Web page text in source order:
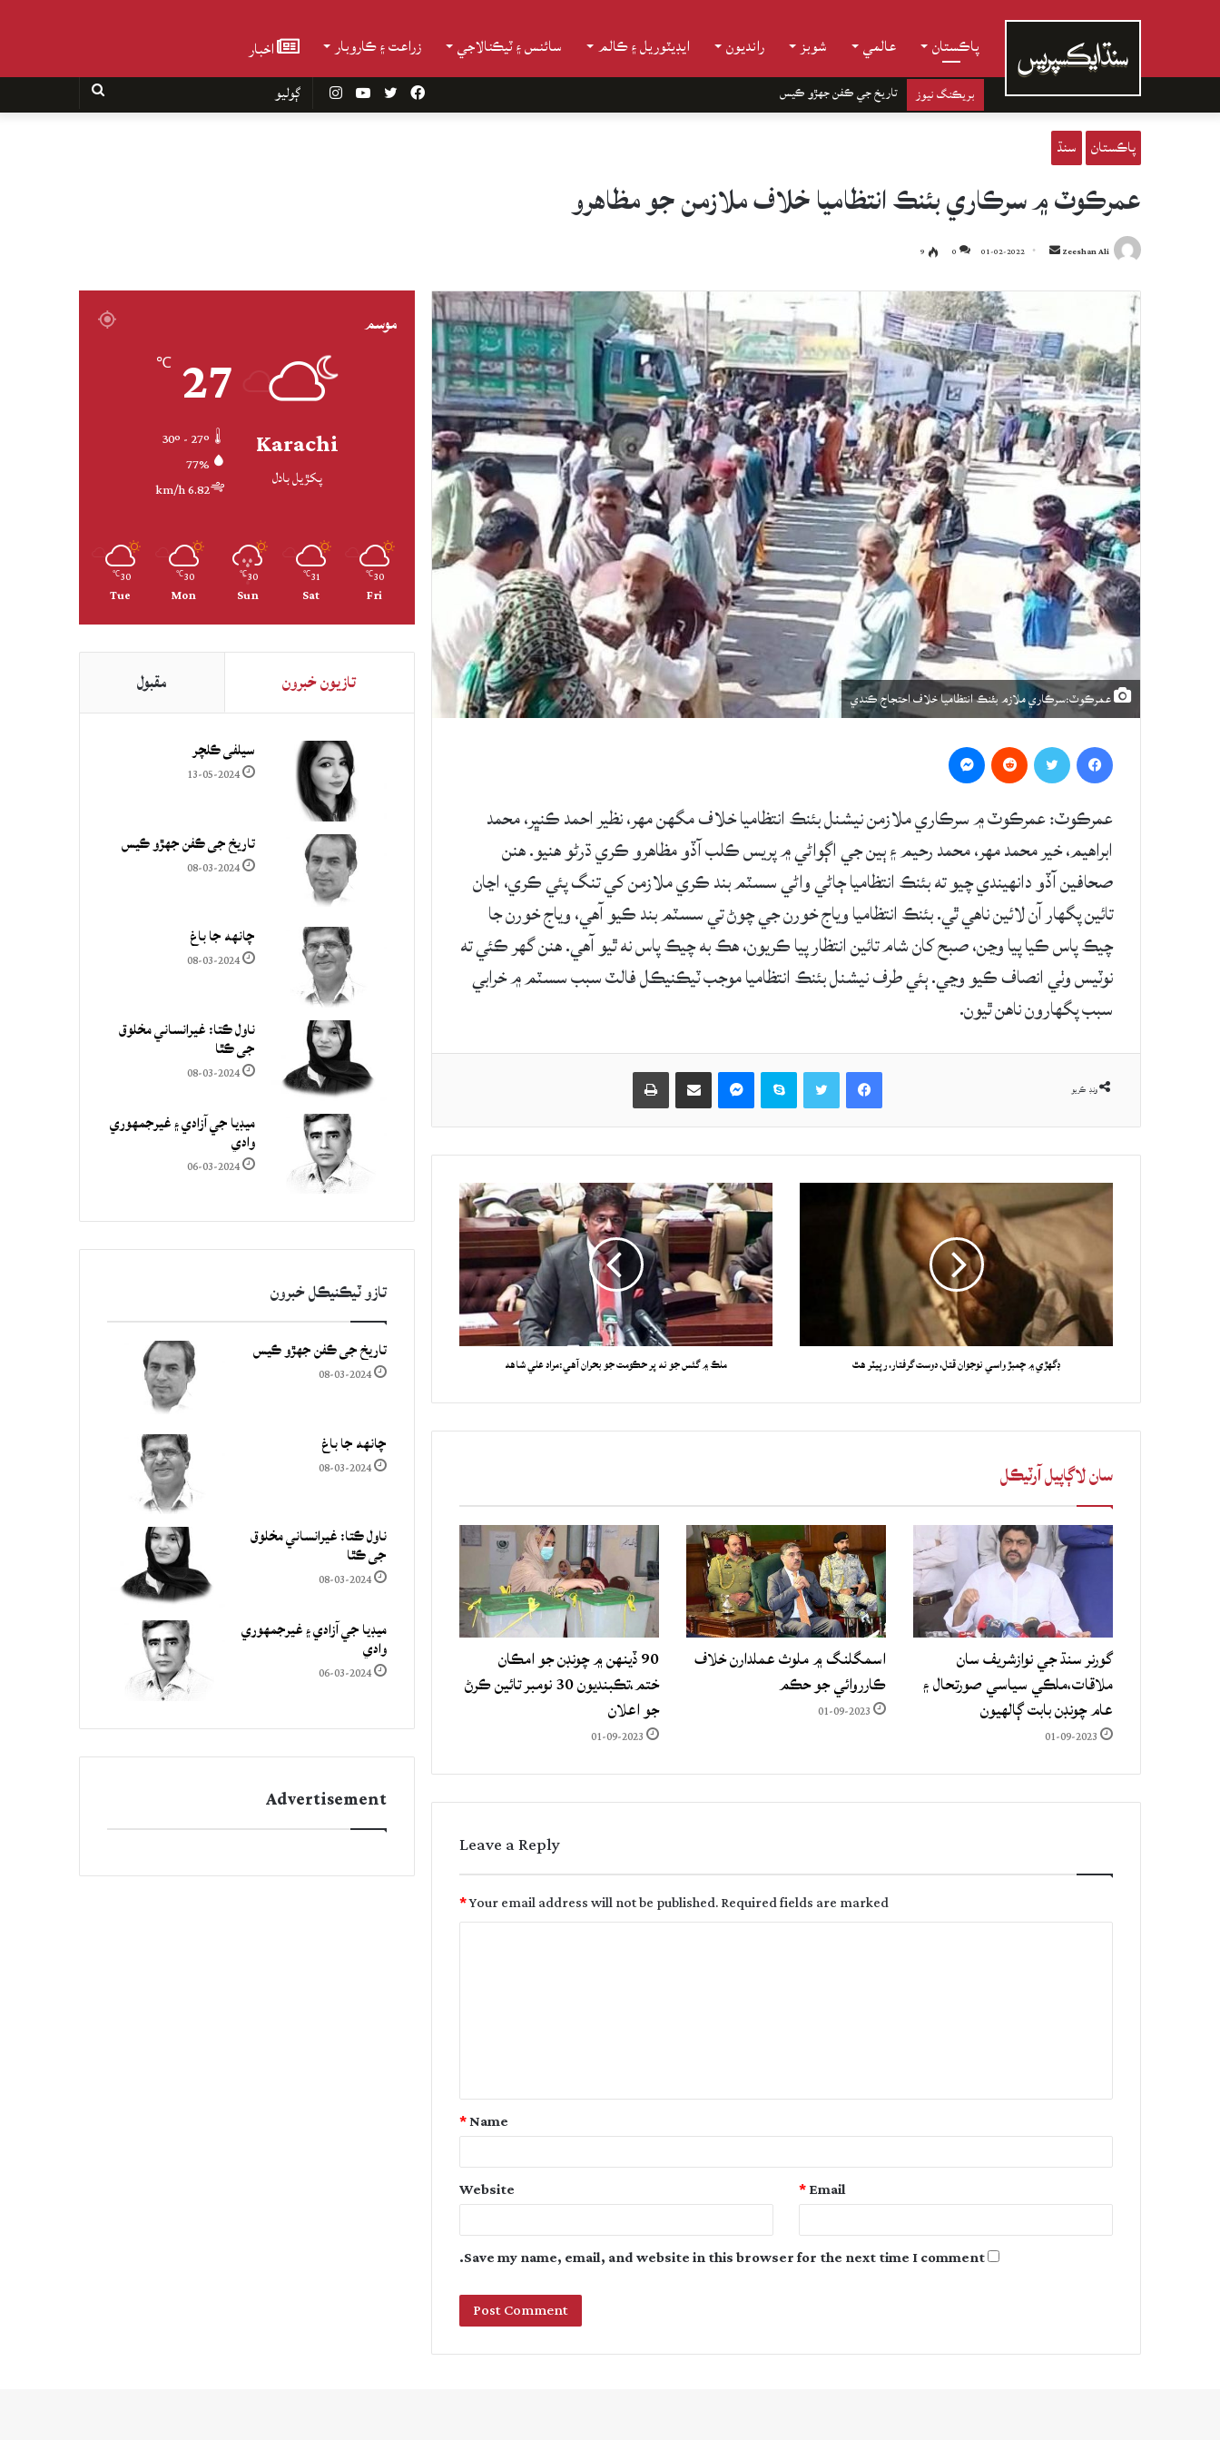
پاڪستان عالمي شوبز رانديون ايڊيٽوريل ۽ ڪالم سائنس ۽ ٽيڪنالاجي زراعت ۽ ڪاروبار اخبار
بريڪنگ نيوز تاريخ جي ڪفن جھڙو ڪيس InstagramYouTube Twitter
Facebook
پاڪستان سنڌ
عمرڪوٽ ۾ سرڪاري بئنڪ انتظاميا خلاف ملازمن جو مظاهرو
Zeeshan Ali
Send
email
01-02-2022
0
9
عمرڪوٽ:سرڪاري ملازم بئنڪ انتظاميا خلاف احتجاج ڪندي
عمرڪوٽ: عمرڪوٽ ۾ سرڪاري ملازمن نيشنل بئنڪ انتظاميا خلاف مگھن مھر، نظير احمد ڪنڀر، محمد
ابراهيم، خير محمد مھر، محمد رحيم ۽ ٻين جي اڳواڻي ۾ پريس ڪلب آڏو مظاهرو ڪري ڌرڻو ھنيو. هنن
صحافين آڏو دانھيندي چيو ته بئنڪ انتظاميا ڄاڻي واڻي سسٽم بند ڪري ملازمن کي تنگ پئي ڪري، اڃان
تائين پگهار آن لائين ناهي ٿي. بئنڪ انتظاميا وياج خورن جي چوڻ تي سسٽم بند ڪيو آهي، وياج خورن جا
چيڪ پاس ڪيا پيا وڃن، صبح کان شام تائين انتظار پيا ڪريون، هڪ به چيڪ پاس نه ٿيو آهي. هنن گهر ڪئي ته
نوٽيس وٺي انصاف ڪيو وڃي. ٻئي طرف نيشنل بئنڪ انتظاميا موجب ٽيڪنيڪل فالٽ سبب سسٽم ۾ خرابي
سبب پگھارون ناهن ٿيون.
ونڊ ڪريو
Facebook
Skype حصيداري ڪريو اي ميل ذريعي
ڊگهڙي ۾ چمبڙ واسي نوجوان قتل، دوست گرفتار، رپيٽر هٿ ملڪ ۾ گئس جو نه پر حڪومت جو بحران آهي:مراد علي شاهه
سان لاڳاپيل آرٽيڪل
گورنر سنڌ جي نوازشريف سان
ملاقات،ملڪي سياسي صورتحال ۽
عام چونڊن بابت ڳالهيون
01-09-2023
اسمگلنگ ۾ ملوث عملدارن خلاف
ڪارروائي جو حڪم
01-09-2023
90 ڏينهن ۾ چونڊن جو امڪان
ختم،تڪبنديون 30 نومبر تائين ڪرڻ
جو اعلان
01-09-2023
Leave a Reply
Your email address will not be published.Required fields are marked
*
t
Name
*
Email
*
Website
Save my name, email, and website in this browser for the next time I comment.
موسم
Karachi
پکڙيل بادل
27
℃
77%
6.82 km/h
30
℃
Fri
31
℃
Sat
30
℃
Sun
30
℃
Mon
30
℃
Tue
تازيون خبرون مقبول
سيلفي ڪلچر
13-05-2024
تاريخ جي ڪفن جھڙو ڪيس
08-03-2024
چانهه جا باغ
08-03-2024
ناول ڪتا: غيرانساني مخلوق
جي ڪٿا
08-03-2024
ميڊيا جي آزادي ۽ غيرجمھوري
وادي
06-03-2024
تازو ٽيڪنيڪل خبرون
تاريخ جي ڪفن جھڙو ڪيس
08-03-2024
چانهه جا باغ
08-03-2024
ناول ڪتا: غيرانساني مخلوق
جي ڪٿا
08-03-2024
ميڊيا جي آزادي ۽ غيرجمھوري
وادي
06-03-2024
Advertisement